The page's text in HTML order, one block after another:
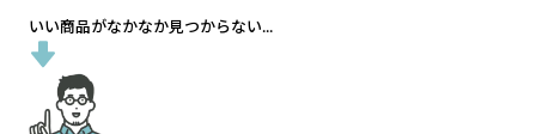
いい商品がなかなか見つからない...